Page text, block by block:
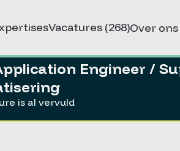
Vacatures (268)Over ons
Engineer /
is al vervuld